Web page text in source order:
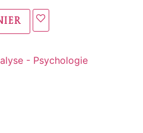
- Psychologie